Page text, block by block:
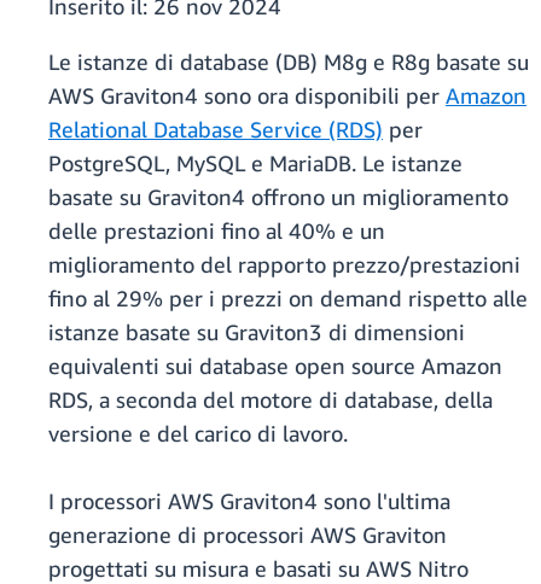
Inserito il: 26 nov 2024
Le istanze di database (DB) M8g e R8g basate su
AWS Graviton4 sono ora disponibili per Amazon
Relational Database Service (RDS) per
PostgreSQL, MySQL e MariaDB. Le istanze
basate su Graviton4 offrono un miglioramento
delle prestazioni fino al 40% e un
miglioramento del rapporto prezzo/prestazioni
fino al 29% per i prezzi on demand rispetto alle
istanze basate su Graviton3 di dimensioni
equivalenti sui database open source Amazon
RDS, a seconda del motore di database, della
versione e del carico di lavoro.
I processori AWS Graviton4 sono l'ultima
generazione di processori AWS Graviton
progettati su misura e basati su AWS Nitro